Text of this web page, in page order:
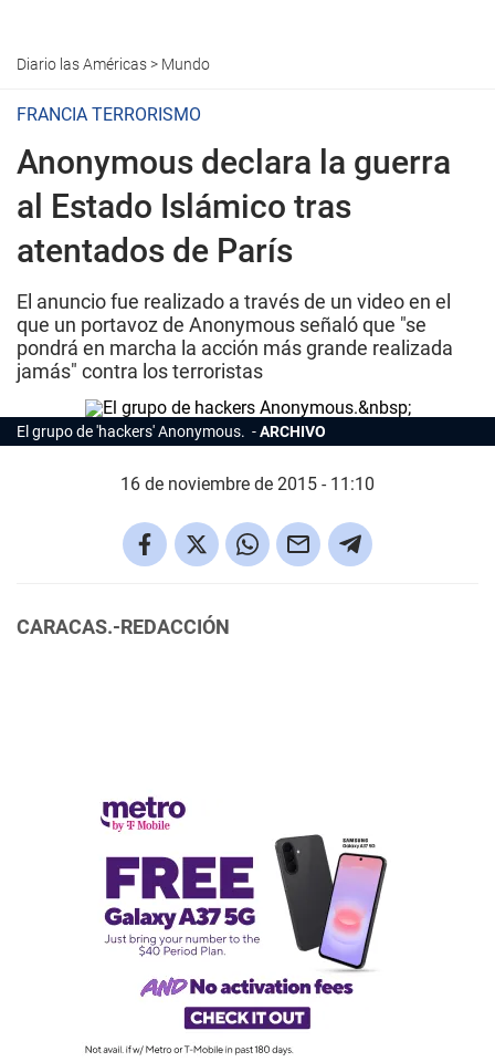
Diario las Américas> Mundo
FRANCIA TERRORISMO
Anonymous declara la guerra
al Estado Islámico tras
atentados de París
El anuncio fue realizado a través de un video en el
que un portavoz de Anonymous señaló que "se
pondrá en marcha la acción más grande realizada
jamás" contra los terroristas
El grupo de 'hackers' Anonymous. ARCHIVO
16 de noviembre de 2015 - 11:10
CARACAS.-REDACCIÓN